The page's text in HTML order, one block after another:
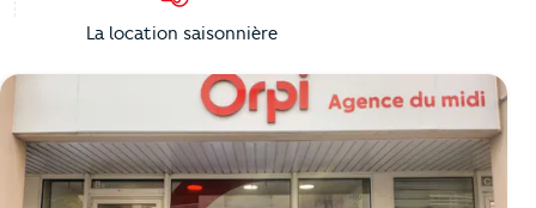
La location saisonnière
https://cutjhqvjma.cloudimg.io/_prod_/telemaque/